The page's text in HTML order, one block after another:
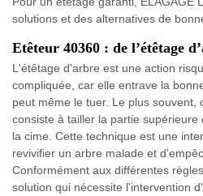
solutions et des alternatives de
Etêteur 40360 : de l’étêtage
L'étêtage d'arbre est une action
compliquée, car elle entrave la
peut même le tuer. Le plus souvent,
consiste à tailler la partie
la cime. Cette technique est une
revivifier un arbre malade et
Conformément aux différentes
solution qui nécessite l'intervention